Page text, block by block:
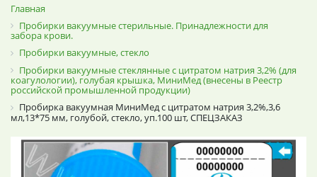
Главная
Пробирки вакуумные стерильные. Принадлежности для
забора крови.
Пробирки вакуумные, стекло
Пробирки вакуумные стеклянные с цитратом натрия 3,2% (для
коагулологии), голубая крышка, МиниМед (внесены в Реестр
российской промышленной продукции)
Пробирка вакуумная МиниМед с цитратом натрия 3,2%,3,6
мл,13*75 мм, голубой, стекло, уп.100 шт, СПЕЦЗАКАЗ